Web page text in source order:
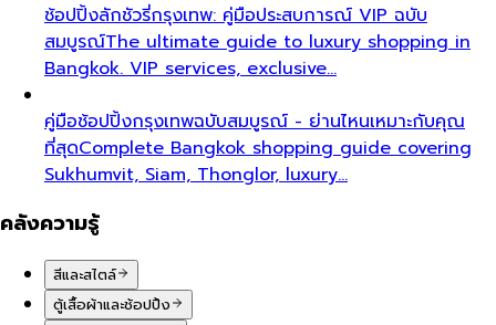
ช้อปปิ้งลักชัวรี่กรุงเทพ: คู่มือประสบการณ์ VIP ฉบับ
สมบูรณ์The ultimate guide to luxury shopping in
Bangkok. VIP services, exclusive…
คู่มือช้อปปิ้งกรุงเทพฉบับสมบูรณ์ - ย่านไหนเหมาะกับคุณ
ที่สุดComplete Bangkok shopping guide covering
Sukhumvit, Siam, Thonglor, luxury…
คลังความรู้
สีและสไตล์
ตู้เสื้อผ้าและช้อปปิ้ง